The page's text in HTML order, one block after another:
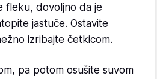
fleku, dovoljno da je
jastuče. Ostavite
izribajte četkicom.
pa potom osušite suvom